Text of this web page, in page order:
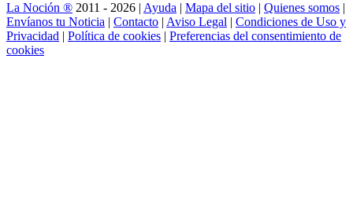
La Noción ® 2011 - 2026 | Ayuda | Mapa del sitio | Quienes somos |
Envíanos tu Noticia | Contacto | Aviso Legal | Condiciones de Uso y
Privacidad | Política de cookies | Preferencias del consentimiento de
cookies